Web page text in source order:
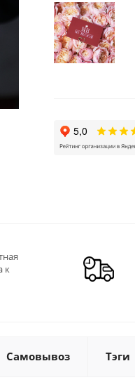
к
Самовывоз Тэги